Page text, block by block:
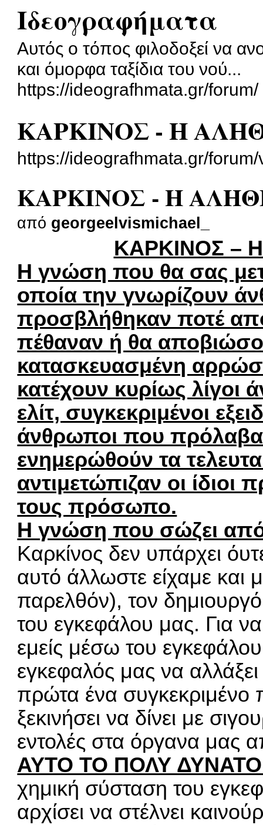
Ιδεογραφήματα
Αυτός ο τόπος φιλοδοξεί να
και όμορφα ταξίδια του νού...
https://ideografhmata.gr/forum/
ΚΑΡΚΙΝΟΣ - Η
https://ideografhmata.gr/
ΚΑΡΚΙΝΟΣ - Η
από georgeelvismichael_
ΚΑΡΚΙΝΟΣ –
Η γνώση που θα σας
οποία την γνωρίζουν
προσβλήθηκαν ποτέ
πέθαναν ή θα
κατασκευασμένη
κατέχουν κυρίως λίγοι
ελίτ, συγκεκριμένοι
άνθρωποι που
ενημερώθούν τα
αντιμετώπιζαν οι ίδιοι
τους πρόσωπο.
Η γνώση που σώζει από
Καρκίνος δεν υπάρχει
αυτό άλλωστε είχαμε και
παρελθόν), τον
του εγκεφάλου μας. Για
εμείς μέσω του
εγκεφαλός μας να
πρώτα ένα συγκεκριμένο
ξεκινήσει να δίνει με
εντολές στα όργανα μας
ΑΥΤΟ ΤΟ ΠΟΛΥ
χημική σύσταση του
αρχίσει να στέλνει